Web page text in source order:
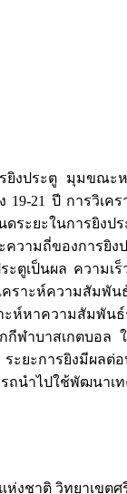
ยิงประตู มุมขณ
21 ปี การวิเค
ยะในการยิงปร
วามถี่ของการยิ
เป็นผล ความเ
คราะห์ความสัม
ห์หาความสัมพั
ฬาบาสเกตบอ
ยะการยิงมีผล
นำไปใช้พัฒนาเท
งชาติ วิทยาเขตศ